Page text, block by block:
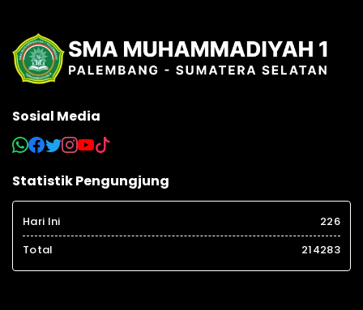
Sosial Media
Statistik Pengungjung
Hari Ini
226
Total
214283